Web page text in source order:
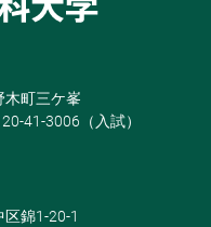
木町三ケ峯
41-3006（入試）
錦1-20-1